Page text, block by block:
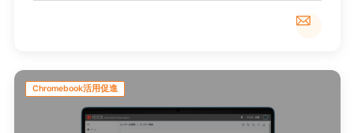
Chromebook活用促進